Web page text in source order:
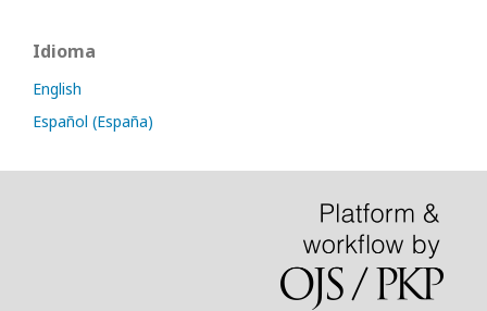
Idioma
English
Español (España)